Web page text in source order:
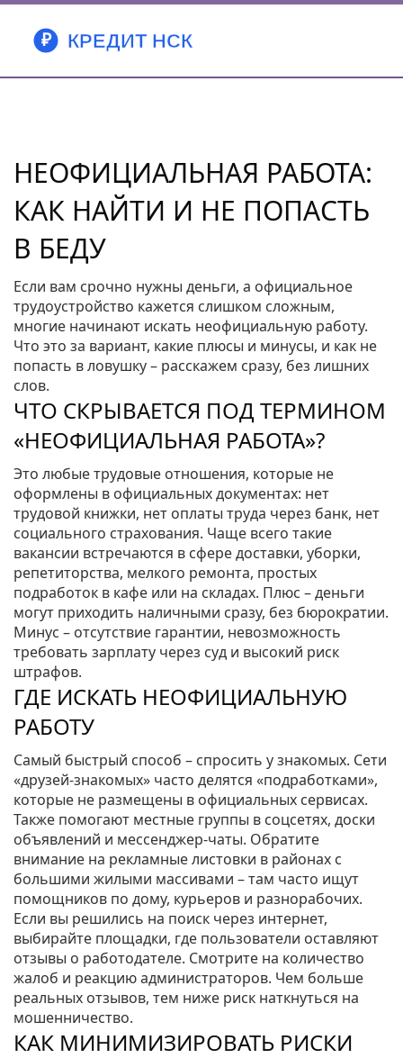
НЕОФИЦИАЛЬНАЯ РАБОТА:
КАК НАЙТИ И НЕ ПОПАСТЬ
В БЕДУ
Если вам срочно нужны деньги, а официальное
трудоустройство кажется слишком сложным,
многие начинают искать неофициальную работу.
Что это за вариант, какие плюсы и минусы, и как не
попасть в ловушку – расскажем сразу, без лишних
слов.
ЧТО СКРЫВАЕТСЯ ПОД ТЕРМИНОМ
«НЕОФИЦИАЛЬНАЯ РАБОТА»?
Это любые трудовые отношения, которые не
оформлены в официальных документах: нет
трудовой книжки, нет оплаты труда через банк, нет
социального страхования. Чаще всего такие
вакансии встречаются в сфере доставки, уборки,
репетиторства, мелкого ремонта, простых
подработок в кафе или на складах. Плюс – деньги
могут приходить наличными сразу, без бюрократии.
Минус – отсутствие гарантии, невозможность
требовать зарплату через суд и высокий риск
штрафов.
ГДЕ ИСКАТЬ НЕОФИЦИАЛЬНУЮ
РАБОТУ
Самый быстрый способ – спросить у знакомых. Сети
«друзей‑знакомых» часто делятся «подработками»,
которые не размещены в официальных сервисах.
Также помогают местные группы в соцсетях, доски
объявлений и мессенджер‑чаты. Обратите
внимание на рекламные листовки в районах с
большими жилыми массивами – там часто ищут
помощников по дому, курьеров и разнорабочих.
Если вы решились на поиск через интернет,
выбирайте площадки, где пользователи оставляют
отзывы о работодателе. Смотрите на количество
жалоб и реакцию администраторов. Чем больше
реальных отзывов, тем ниже риск наткнуться на
мошенничество.
КАК МИНИМИЗИРОВАТЬ РИСКИ